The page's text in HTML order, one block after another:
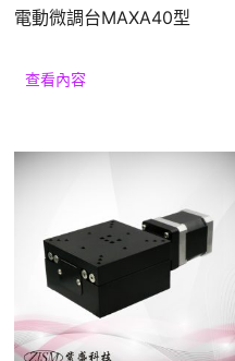
電動微調台MAXA40型
查看內容